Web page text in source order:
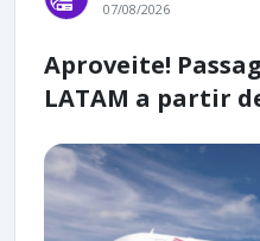
07/08/2026
Aproveite!
LATAM a partir